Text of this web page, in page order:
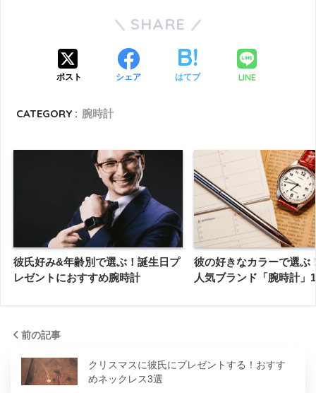
SHARE
ポスト シェア はてブ LINE
CATEGORY : 腕時計
彼氏好み&年齢別で選ぶ！誕生日プ
レゼントにおすすめ腕時計
彼の好きなカラーで選ぶ
人気ブランド「腕時計」
前の記事
クリスマスに彼氏にプレゼントする！おすす
めネックレス3選